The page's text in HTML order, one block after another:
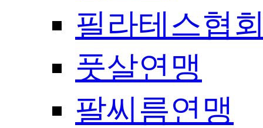
필라테스협
풋살연맹
팔씨름연맹